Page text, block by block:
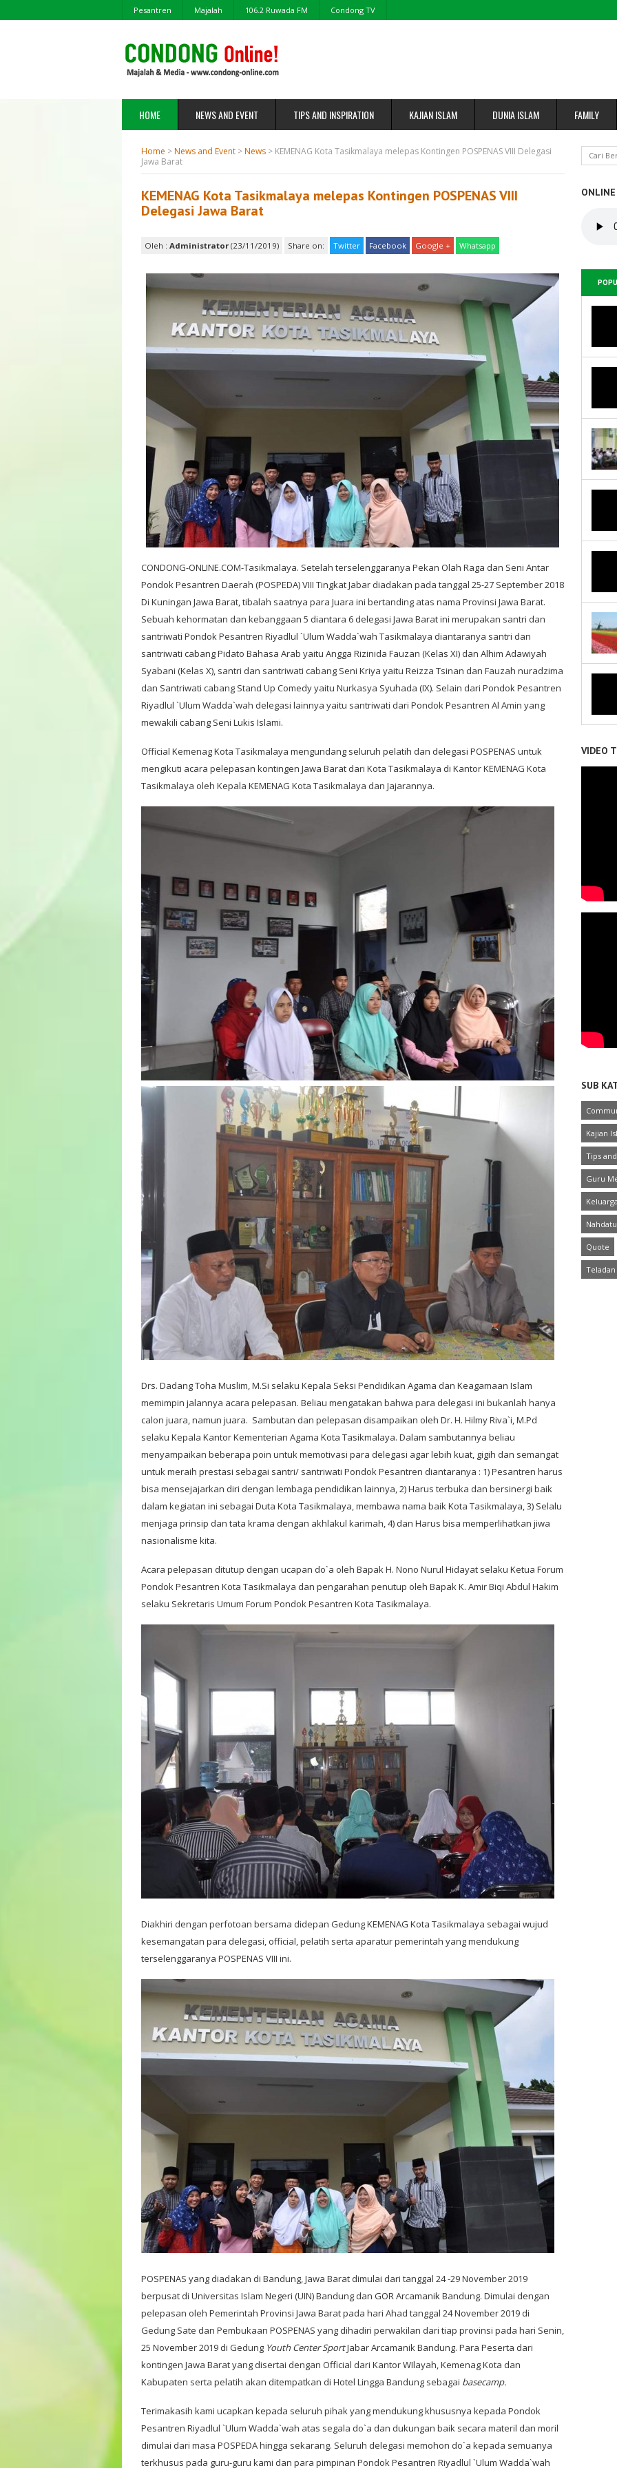
Pesantren Majalah 106.2 Ruwada FM Condong TV
HOME NEWS AND EVENT TIPS AND INSPIRATION KAJIAN ISLAM DUNIA ISLAM FAMILY
Home >News and Event >News> KEMENAG Kota Tasikmalaya melepas Kontingen POSPENAS VIII Delegasi
Jawa Barat
KEMENAG Kota Tasikmalaya melepas Kontingen POSPENAS VIII
Delegasi Jawa Barat
Oleh : Administrator(23/11/2019) Share on: Twitter Facebook Google + Whatsapp
CONDONG-ONLINE.COM-Tasikmalaya. Setelah terselenggaranya Pekan Olah Raga dan Seni Antar
Pondok Pesantren Daerah (POSPEDA) VIII Tingkat Jabar diadakan pada tanggal 25-27 September 2018
Di Kuningan Jawa Barat, tibalah saatnya para Juara ini bertanding atas nama Provinsi Jawa Barat.
Sebuah kehormatan dan kebanggaan 5 diantara 6 delegasi Jawa Barat ini merupakan santri dan
santriwati Pondok Pesantren Riyadlul `Ulum Wadda`wah Tasikmalaya diantaranya santri dan
santriwati cabang Pidato Bahasa Arab yaitu Angga Rizinida Fauzan (Kelas XI) dan Alhim Adawiyah
Syabani (Kelas X), santri dan santriwati cabang Seni Kriya yaitu Reizza Tsinan dan Fauzah nuradzima
dan Santriwati cabang Stand Up Comedy yaitu Nurkasya Syuhada (IX). Selain dari Pondok Pesantren
Riyadlul `Ulum Wadda`wah delegasi lainnya yaitu santriwati dari Pondok Pesantren Al Amin yang
mewakili cabang Seni Lukis Islami.
Official Kemenag Kota Tasikmalaya mengundang seluruh pelatih dan delegasi POSPENAS untuk
mengikuti acara pelepasan kontingen Jawa Barat dari Kota Tasikmalaya di Kantor KEMENAG Kota
Tasikmalaya oleh Kepala KEMENAG Kota Tasikmalaya dan Jajarannya.
Drs. Dadang Toha Muslim, M.Si selaku Kepala Seksi Pendidikan Agama dan Keagamaan Islam
memimpin jalannya acara pelepasan. Beliau mengatakan bahwa para delegasi ini bukanlah hanya
calon juara, namun juara. Sambutan dan pelepasan disampaikan oleh Dr. H. Hilmy Riva`i, M.Pd
selaku Kepala Kantor Kementerian Agama Kota Tasikmalaya. Dalam sambutannya beliau
menyampaikan beberapa poin untuk memotivasi para delegasi agar lebih kuat, gigih dan semangat
untuk meraih prestasi sebagai santri/ santriwati Pondok Pesantren diantaranya : 1) Pesantren harus
bisa mensejajarkan diri dengan lembaga pendidikan lainnya, 2) Harus terbuka dan bersinergi baik
dalam kegiatan ini sebagai Duta Kota Tasikmalaya, membawa nama baik Kota Tasikmalaya, 3) Selalu
menjaga prinsip dan tata krama dengan akhlakul karimah, 4) dan Harus bisa memperlihatkan jiwa
nasionalisme kita.
Acara pelepasan ditutup dengan ucapan do`a oleh Bapak H. Nono Nurul Hidayat selaku Ketua Forum
Pondok Pesantren Kota Tasikmalaya dan pengarahan penutup oleh Bapak K. Amir Biqi Abdul Hakim
selaku Sekretaris Umum Forum Pondok Pesantren Kota Tasikmalaya.
Diakhiri dengan perfotoan bersama didepan Gedung KEMENAG Kota Tasikmalaya sebagai wujud
kesemangatan para delegasi, official, pelatih serta aparatur pemerintah yang mendukung
terselenggaranya POSPENAS VIII ini.
POSPENAS yang diadakan di Bandung, Jawa Barat dimulai dari tanggal 24 -29 November 2019
berpusat di Universitas Islam Negeri (UIN) Bandung dan GOR Arcamanik Bandung. Dimulai dengan
pelepasan oleh Pemerintah Provinsi Jawa Barat pada hari Ahad tanggal 24 November 2019 di
Gedung Sate dan Pembukaan POSPENAS yang dihadiri perwakilan dari tiap provinsi pada hari Senin,
25 November 2019 di Gedung Youth Center SportJabar Arcamanik Bandung. Para Peserta dari
kontingen Jawa Barat yang disertai dengan Official dari Kantor WIlayah, Kemenag Kota dan
Kabupaten serta pelatih akan ditempatkan di Hotel Lingga Bandung sebagai basecamp.
Terimakasih kami ucapkan kepada seluruh pihak yang mendukung khususnya kepada Pondok
Pesantren Riyadlul `Ulum Wadda`wah atas segala do`a dan dukungan baik secara materil dan moril
dimulai dari masa POSPEDA hingga sekarang. Seluruh delegasi memohon do`a kepada semuanya
terkhusus pada guru-guru kami dan para pimpinan Pondok Pesantren Riyadlul `Ulum Wadda`wah
VIDEO
SUB
Kajian
Tips
Guru
Keluarga
Quote
Teladan